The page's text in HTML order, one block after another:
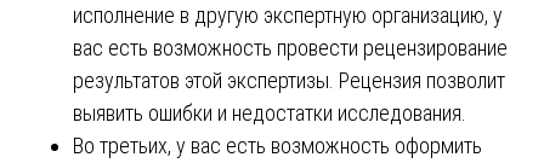
исполнение в другую экспертную организацию, у
вас есть возможность провести рецензирование
результатов этой экспертизы. Рецензия позволит
выявить ошибки и недостатки исследования.
Во третьих, у вас есть возможность оформить